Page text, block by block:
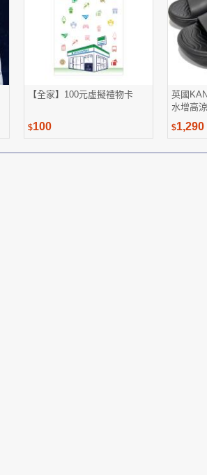
【全家】100元虛擬禮物卡
$100
英國
水增高
$1,290